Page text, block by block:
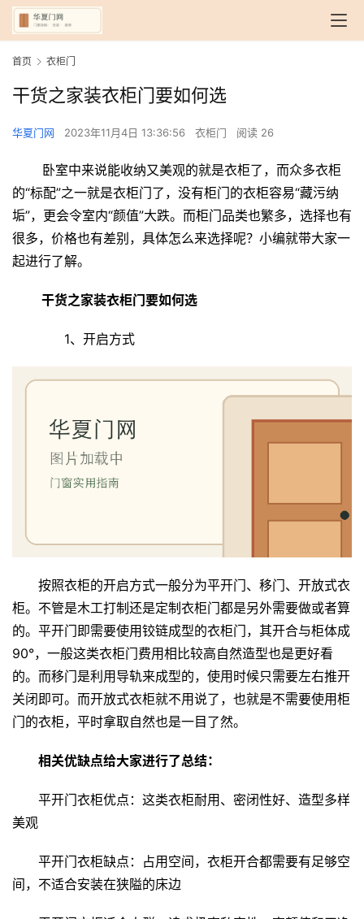
首页 衣柜门
干货之家装衣柜门要如何选
华夏门网 2023年11月4日 13:36:56 衣柜门 阅读 26
的“标配”之一就是衣柜门了，没有柜门的衣柜容易“藏污纳
垢”，更会令室内“颜值”大跌。而柜门品类也繁多，选择也有
很多，价格也有差别，具体怎么来选择呢？小编就带大家一
起进行了解。
干货之家装衣柜门要如何选
1、开启方式
按照衣柜的开启方式一般分为平开门、移门、开放式衣
柜。不管是木工打制还是定制衣柜门都是另外需要做或者算
的。平开门即需要使用铰链成型的衣柜门，其开合与柜体成
90°，一般这类衣柜门费用相比较高自然造型也是更好看
的。而移门是利用导轨来成型的，使用时候只需要左右推开
关闭即可。而开放式衣柜就不用说了，也就是不需要使用柜
门的衣柜，平时拿取自然也是一目了然。
相关优缺点给大家进行了总结：
平开门衣柜优点：这类衣柜耐用、密闭性好、造型多样
美观
平开门衣柜缺点：占用空间，衣柜开合都需要有足够空
间，不适合安装在狭隘的床边